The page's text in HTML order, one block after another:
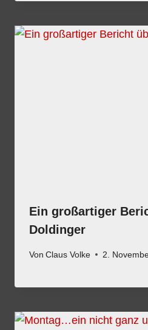
Ein großartiger
Doldinger
Von Claus Volke 2.